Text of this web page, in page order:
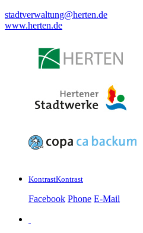
stadtverwaltung@herten.de
www.herten.de
KontrastKontrast
Facebook Phone E-Mail